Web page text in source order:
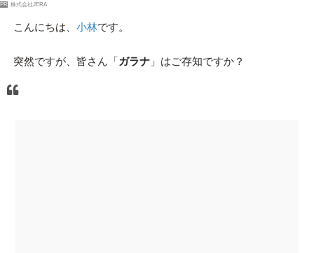
PR 株式会社JERA
こんにちは、 小林です。
突然ですが、皆さん「 ガラナ」はご存知ですか？